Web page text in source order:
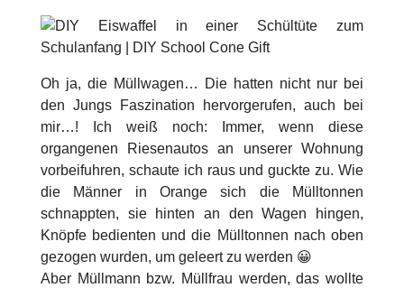
Oh ja, die Müllwagen… Die hatten nicht nur bei
den Jungs Faszination hervorgerufen, auch bei
mir…! Ich weiß noch: Immer, wenn diese
organgenen Riesenautos an unserer Wohnung
vorbeifuhren, schaute ich raus und guckte zu. Wie
die Männer in Orange sich die Mülltonnen
schnappten, sie hinten an den Wagen hingen,
Knöpfe bedienten und die Mülltonnen nach oben
gezogen wurden, um geleert zu werden 😀
Aber Müllmann bzw. Müllfrau werden, das wollte